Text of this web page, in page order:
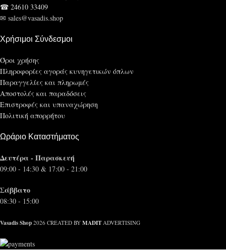
☎ 24610 33409
✉ sales@vasadis.shop
Χρήσιμοι Σύνδεσμοι
Όροι χρήσης
Πληροφορίες αγοράς κυνηγετικών όπλων
Παραγγελίες και πληρωμές
Αποστολές και παραδόσεις
Επιστροφές και υπαναχώρηση
Πολιτική απορρήτου
Ωράριο Καταστήματος
Δευτέρα - Παρασκευή
09:00 - 14:30 & 17:00 - 21:00
Σάββατο
08:30 - 15:00
Vasadis Shop 2026 CREATED BY MADIT ADVERTISING